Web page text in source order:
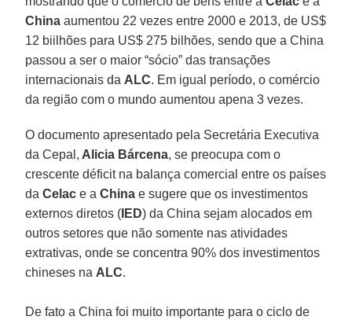
China aumentou 22 vezes entre 2000 e 2013, de US$
12 biilhões para US$ 275 bilhões, sendo que a China
passou a ser o maior “sócio” das transações
internacionais da ALC. Em igual período, o comércio
da região com o mundo aumentou apena 3 vezes.
O documento apresentado pela Secretária Executiva
da Cepal, Alicia Bárcena, se preocupa com o
crescente déficit na balança comercial entre os países
daCelac e aChina e sugere que os investimentos
externos diretos ( IED) da China sejam alocados em
outros setores que não somente nas atividades
extrativas, onde se concentra 90% dos investimentos
chineses na ALC.
De fato a China foi muito importante para o ciclo de